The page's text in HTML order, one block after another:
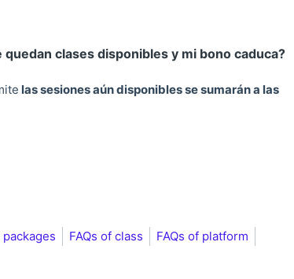
clases disponibles y mi bono caduca?
las sesiones aún disponibles se sumarán a las
FAQs of class
FAQs of platform